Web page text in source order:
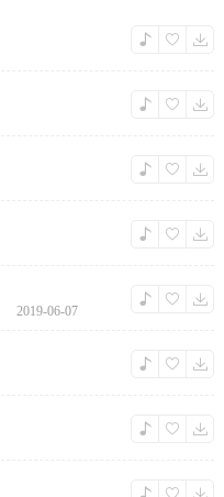
2019-06-07